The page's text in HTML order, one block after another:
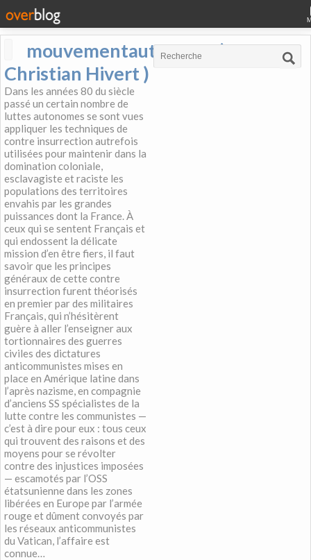
mouvementautonome (
Christian Hivert )
Dans les années 80 du siècle
passé un certain nombre de
luttes autonomes se sont vues
appliquer les techniques de
contre insurrection autrefois
utilisées pour maintenir dans la
domination coloniale,
esclavagiste et raciste les
populations des territoires
envahis par les grandes
puissances dont la France. À
ceux qui se sentent Français et
qui endossent la délicate
mission d’en être fiers, il faut
savoir que les principes
généraux de cette contre
insurrection furent théorisés
en premier par des militaires
Français, qui n’hésitèrent
guère à aller l’enseigner aux
tortionnaires des guerres
civiles des dictatures
anticommunistes mises en
place en Amérique latine dans
l’après nazisme, en compagnie
d’anciens SS spécialistes de la
lutte contre les communistes —
c’est à dire pour eux : tous ceux
qui trouvent des raisons et des
moyens pour se révolter
contre des injustices imposées
— escamotés par l’OSS
étatsunienne dans les zones
libérées en Europe par l’armée
rouge et dûment convoyés par
les réseaux anticommunistes
du Vatican, l’affaire est
connue…